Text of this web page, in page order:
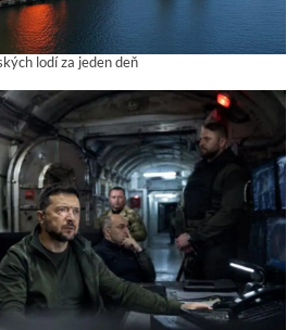
lodí za jeden deň